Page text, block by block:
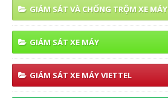
GIÁM SÁT VÀ CHỐNG TRỘM XE MÁY
GIÁM SÁT XE MÁY
GIÁM SÁT XE MÁY VIETTEL